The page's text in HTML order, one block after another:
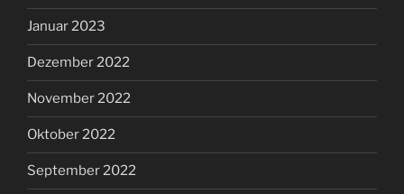
Januar 2023
Dezember 2022
November 2022
Oktober 2022
September 2022